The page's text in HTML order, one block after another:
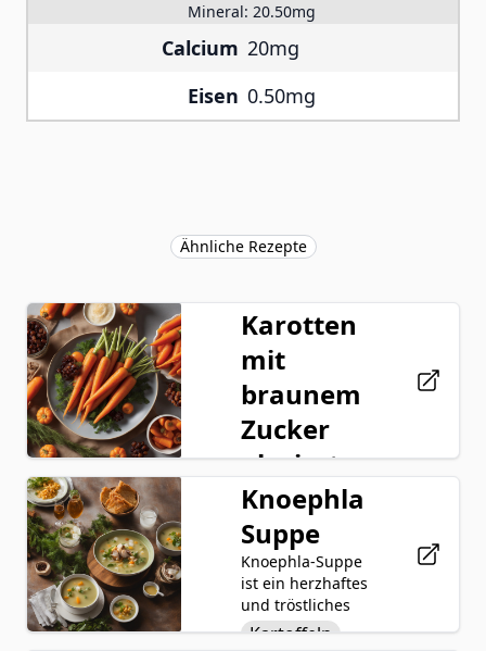
Mineral: 20.50mg
Calcium 20mg
Eisen 0.50mg
Ähnliche Rezepte
Karotten
mit
braunem
Zucker
glasiert
Braune Zucker
glasierte Karotten
sind ein köstliches
Beilagengericht,
bei dem zarte
Karotten gekocht
werden, bis sie
Karotten
Brauner
Zucker
Knoephla
Suppe
Knoephla-Suppe
ist ein herzhaftes
und tröstliches
Gericht, das aus
Kartoffeln